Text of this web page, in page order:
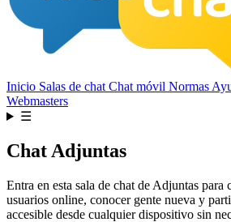
Inicio Salas de chat Chat móvil Normas
Webmasters
☰
Chat Adjuntas
Entra en esta sala de chat de Adjuntas para
usuarios online, conocer gente nueva y
accesible desde cualquier dispositivo sin